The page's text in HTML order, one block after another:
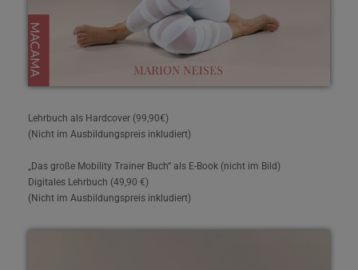
Lehrbuch als Hardcover (99,90€)
(Nicht im Ausbildungspreis inkludiert)
„Das große Mobility Trainer Buch“ als E-Book (nicht im Bild)
Digitales Lehrbuch (49,90 €)
(Nicht im Ausbildungspreis inkludiert)